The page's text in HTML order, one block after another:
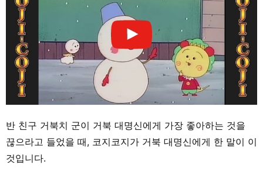
반 친구 거북치 군이 거북 대명신에게 가장 좋아하는 것을
끊으라고 들었을 때, 코지코지가 거북 대명신에게 한 말이 이
것입니다.